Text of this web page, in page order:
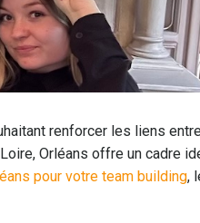
renforcer les liens
Orléans offre un cadre
pour votre team building,